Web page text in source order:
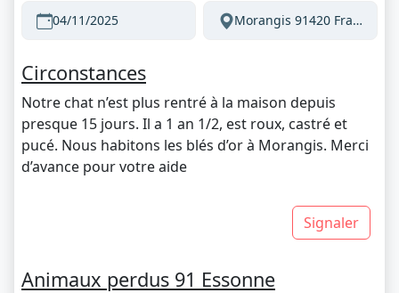
04/11/2025 Morangis 91420 France
Circonstances
Notre chat n’est plus rentré à la maison depuis
presque 15 jours. Il a 1 an 1/2, est roux, castré et
pucé. Nous habitons les blés d’or à Morangis. Merci
d’avance pour votre aide
Signaler
Animaux perdus 91 Essonne